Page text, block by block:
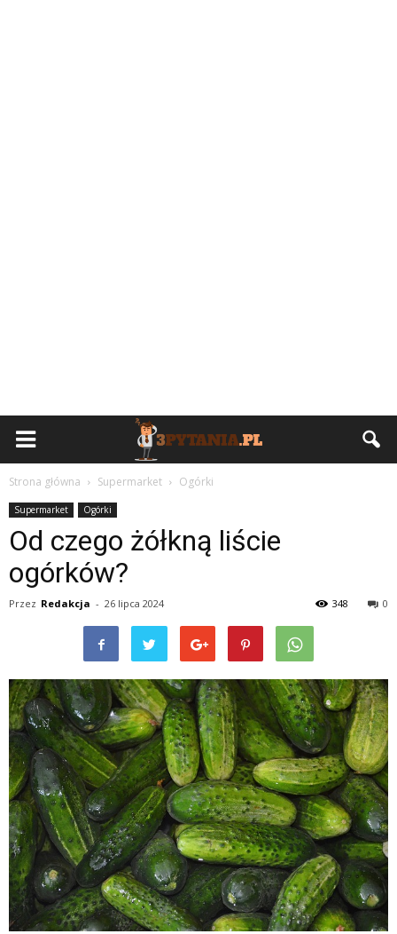
Strona główna Supermarket Ogórki
Supermarket Ogórki
Od czego żółkną liście
ogórków?
Przez Redakcja - 26 lipca 2024 0
348